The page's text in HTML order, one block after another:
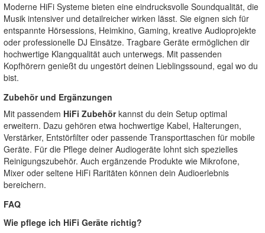
Moderne HiFi Systeme bieten eine eindrucksvolle Soundqualität, die
Musik intensiver und detailreicher wirken lässt. Sie eignen sich für
entspannte Hörsessions, Heimkino, Gaming, kreative Audioprojekte
oder professionelle DJ Einsätze. Tragbare Geräte ermöglichen dir
hochwertige Klangqualität auch unterwegs. Mit passenden
Kopfhörern genießt du ungestört deinen Lieblingssound, egal wo du
bist.
Zubehör und Ergänzungen
Mit passendem HiFi Zubehörkannst du dein Setup optimal
erweitern. Dazu gehören etwa hochwertige Kabel, Halterungen,
Verstärker, Entstörfilter oder passende Transporttaschen für mobile
Geräte. Für die Pflege deiner Audiogeräte lohnt sich spezielles
Reinigungszubehör. Auch ergänzende Produkte wie Mikrofone,
Mixer oder seltene HiFi Raritäten können dein Audioerlebnis
bereichern.
FAQ
Wie pflege ich HiFi Geräte richtig?